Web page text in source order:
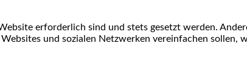
erforderlich sind und stets gesetzt werden.
und sozialen Netzwerken vereinfachen sollen,